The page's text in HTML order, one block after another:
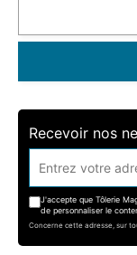
Recevoir nos
J'accepte que Tôlerie
de personnaliser le
Concerne cette adresse, sur